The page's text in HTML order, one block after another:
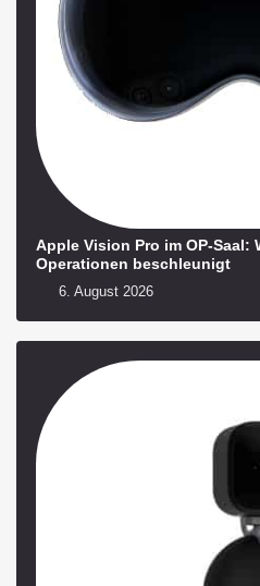
Apple Vision Pro im OP-Saal:
Operationen beschleunigt
6. August 2026